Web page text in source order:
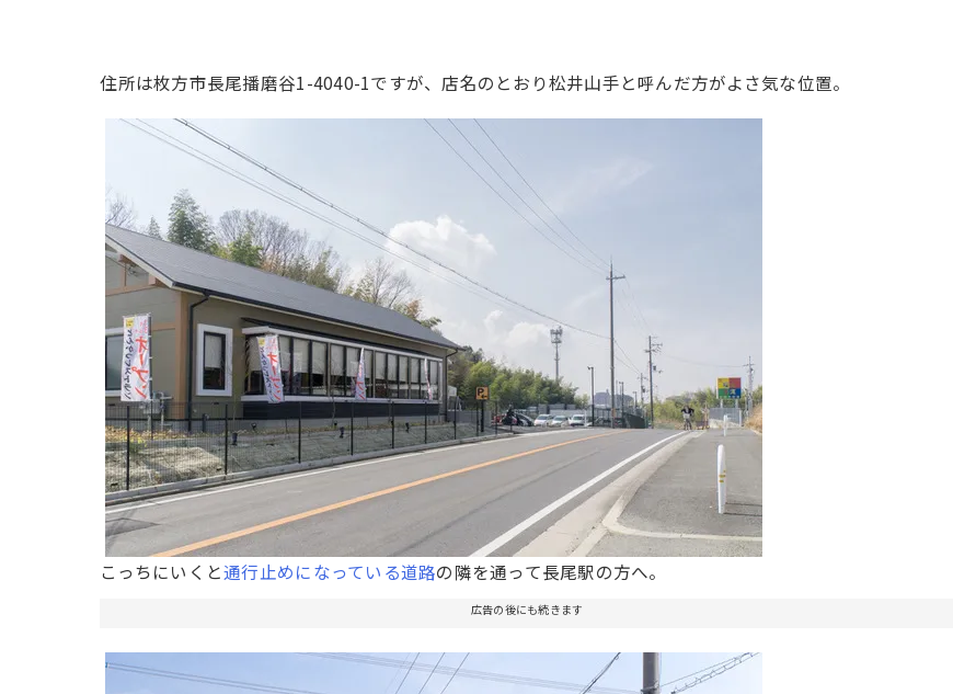
住所は枚方市長尾播磨谷1-4040-1ですが、店名のとおり松井山手と呼んだ方がよさ気な位置。
こっちにいくと通行止めになっている道路の隣を通って長尾駅の方へ。
広告の後にも続きます